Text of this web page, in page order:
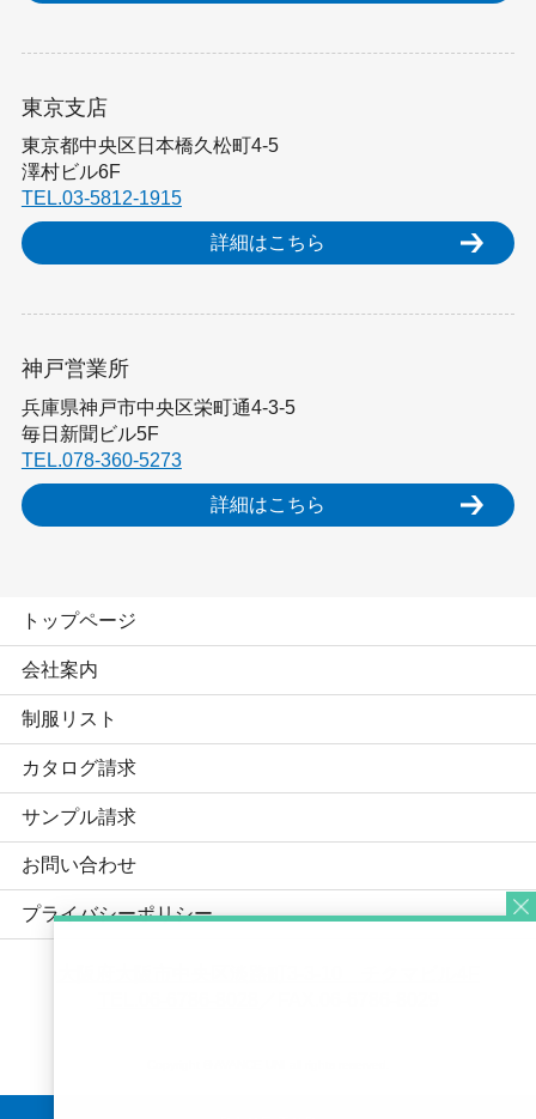
東京支店
東京都中央区日本橋久松町4-5
澤村ビル6F
TEL.03-5812-1915
詳細はこちら
神戸営業所
兵庫県神戸市中央区栄町通4-3-5
毎日新聞ビル5F
TEL.078-360-5273
詳細はこちら
トップページ
会社案内
制服リスト
カタログ請求
サンプル請求
お問い合わせ
プライバシーポリシー